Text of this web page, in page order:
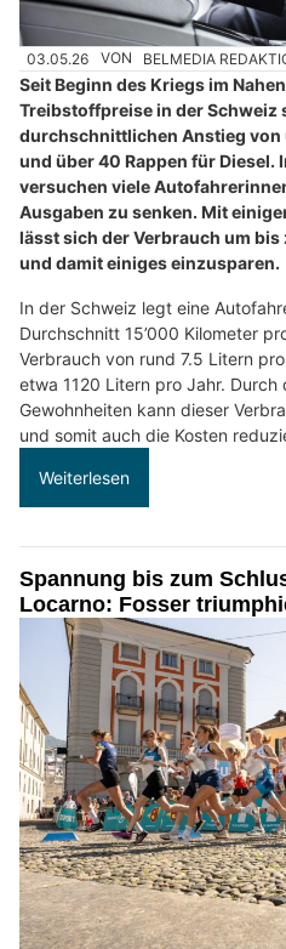
03.05.26 VON BELMEDIA
Seit Beginn des Kriegs im
Treibstoffpreise in der Schweiz
durchschnittlichen Anstieg von
und über 40 Rappen für Diesel.
versuchen viele
Ausgaben zu senken. Mit
lässt sich der Verbrauch um
und damit einiges einzusparen.
In der Schweiz legt eine
Durchschnitt 15’000 Kilometer
Verbrauch von rund 7.5 Litern
etwa 1120 Litern pro Jahr.
Gewohnheiten kann dieser
und somit auch die Kosten
Weiterlesen
Spannung bis zum
Locarno: Fosser